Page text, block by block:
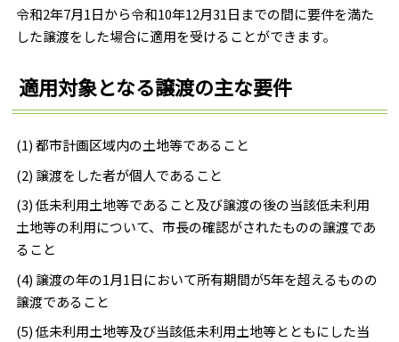
令和2年7月1日から令和10年12月31日までの間に要件を満た
した譲渡をした場合に適用を受けることができます。
適用対象となる譲渡の主な要件
(1) 都市計画区域内の土地等であること
(2) 譲渡をした者が個人であること
(3) 低未利用土地等であること及び譲渡の後の当該低未利用
土地等の利用について、市長の確認がされたものの譲渡であ
ること
(4) 譲渡の年の1月1日において所有期間が5年を超えるものの
譲渡であること
(5) 低未利用土地等及び当該低未利用土地等とともにした当